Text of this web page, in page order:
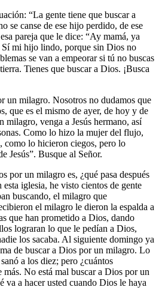
“La gente tiene que buscar a
se canse de ese hijo perdido, de ese
pareja que le dice: “Ay mamá, ya
Sí mi hijo lindo, porque sin Dios no
se van a empeorar si tú no buscas
Tienes que buscar a Dios. ¡Busca
un milagro. Nosotros no dudamos que
que es el mismo de ayer, de hoy y de
milagro, venga a Jesús hermano, así
Como lo hizo la mujer del flujo,
como lo hicieron ciegos, pero lo
Jesús”. Busque al Señor.
por un milagro es, ¿qué pasa después
iglesia, he visto cientos de gente
buscando, el milagro que
el milagro le dieron la espalda a
que han prometido a Dios, dando
lograran lo que le pedían a Dios,
los sacaba. Al siguiente domingo ya
de buscar a Dios por un milagro. Lo
a los diez; pero ¿cuántos
No está mal buscar a Dios por un
va a hacer usted cuando Dios le haya